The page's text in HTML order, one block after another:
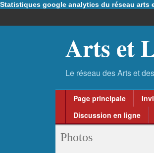
Statistiques google analytics du réseau arts
Arts et
Page principale
Discussion en ligne
Photos